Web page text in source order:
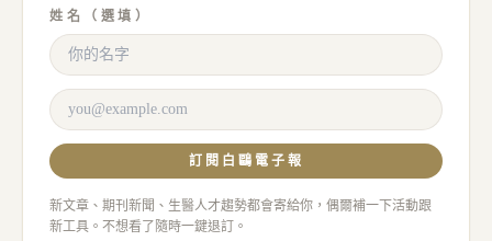
姓名（選填）
訂閱白鷗電子報
新文章、期刊新聞、生醫人才趨勢都會寄給你，偶爾補一下活動跟
新工具。不想看了隨時一鍵退訂。